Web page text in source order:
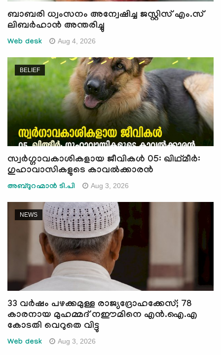
ബാബരി ധ്വംസനം അന്വേഷിച്ച ജസ്റ്റിസ് എം.സ്
ലിബര്‍ഹാന്‍ അന്തരിച്ചു
Web desk Aug 4, 2026
BELIEF
സ്വര്‍ഗ്ഗാവകാശികളായ ജീവികള്‍ 05: ഖിഥ്മീർ:
ഗുഹാവാസികളുടെ കാവൽക്കാരൻ
അബ്ദുറഹ്മാന്‍ ടി.പി Aug 3, 2026
NEWS
33 വര്‍ഷം പഴക്കമുള്ള രാജ്യദ്രോഹക്കേസ്; 78
കാരനായ മുഹമ്മദ് നഈമിനെ എന്‍.ഐ.എ
കോടതി വെറുതെ വിട്ടു
Web desk Aug 3, 2026